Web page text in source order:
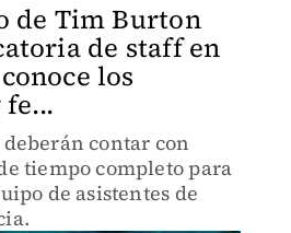
de Tim Burton
de staff en
los
contar con
tiempo completo para
de asistentes de